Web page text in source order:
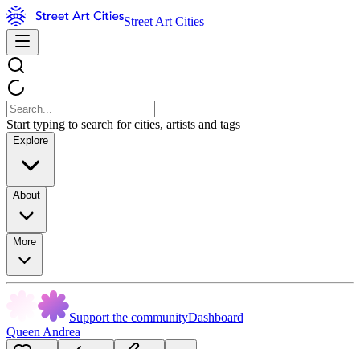
Street Art Cities
Start typing to search for cities, artists and tags
Explore
About
More
Support the communityDashboard
Queen Andrea